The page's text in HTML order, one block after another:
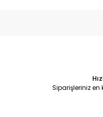
Siparişleriniz en